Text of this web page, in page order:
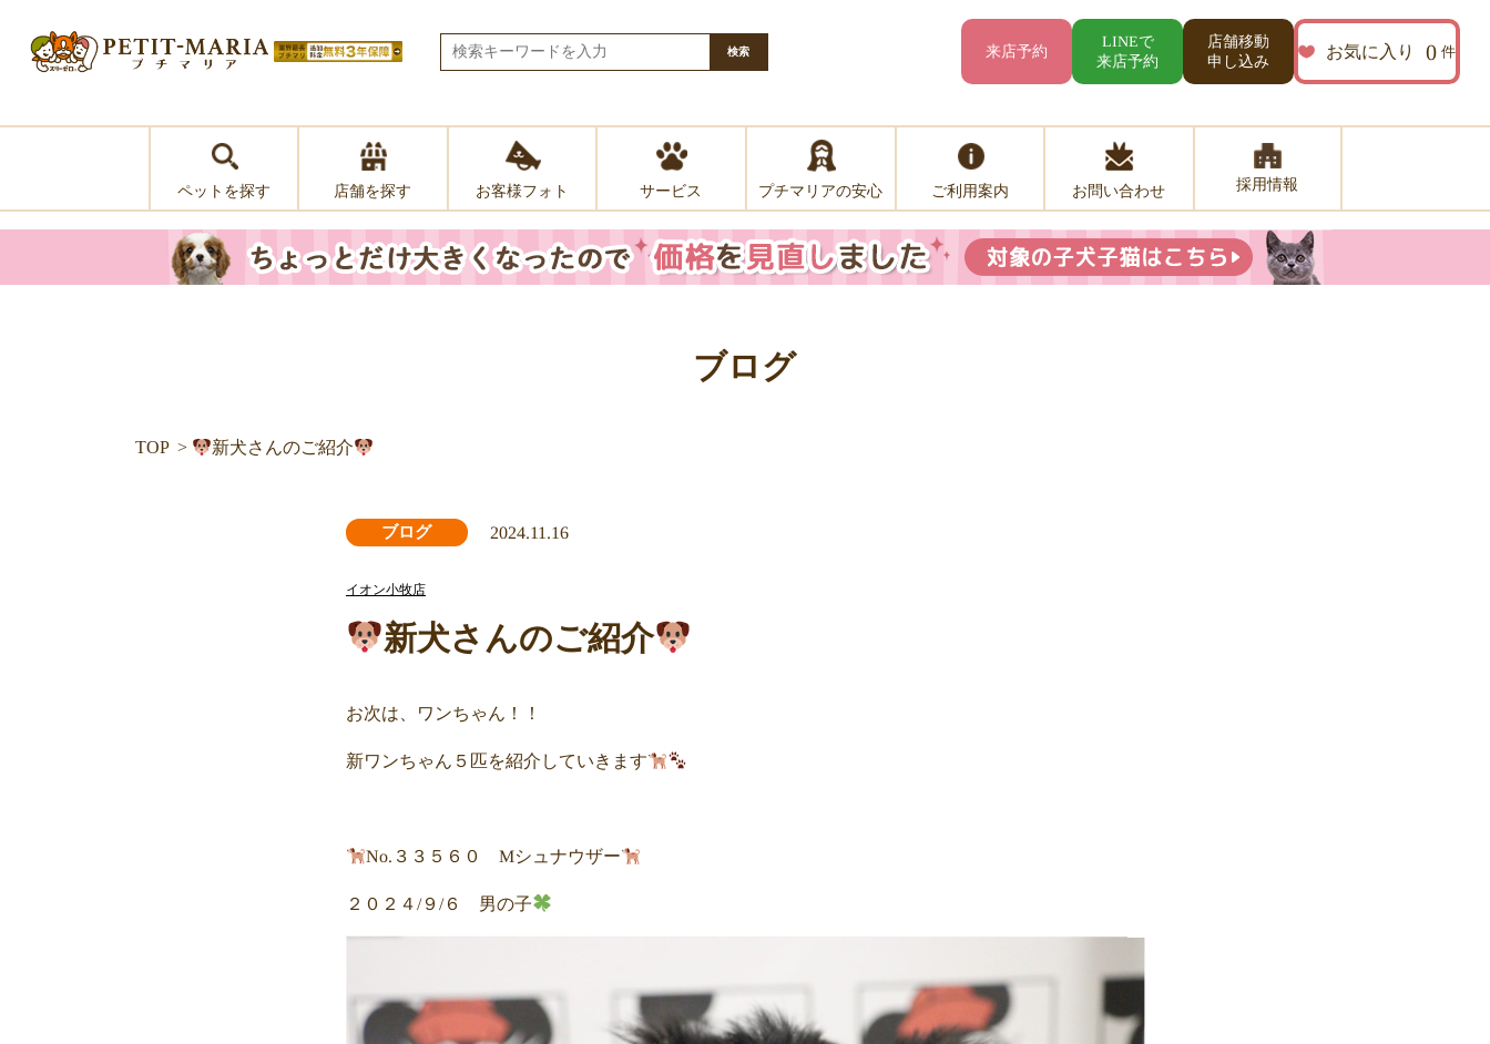
検索 来店予約
LINEで
来店予約
店舗移動
申し込み
お気に入り 0 件
ペットを探す 店舗を探す お客様フォト サービス プチマリアの安心 ご利用案内 お問い合わせ 採用情報
ブログ
TOP 新犬さんのご紹介
ブログ 2024.11.16
イオン小牧店
新犬さんのご紹介
お次は、ワンちゃん！！
新ワンちゃん５匹を紹介していきます
No.３３５６０ Mシュナウザー
２０２４/９/６ 男の子